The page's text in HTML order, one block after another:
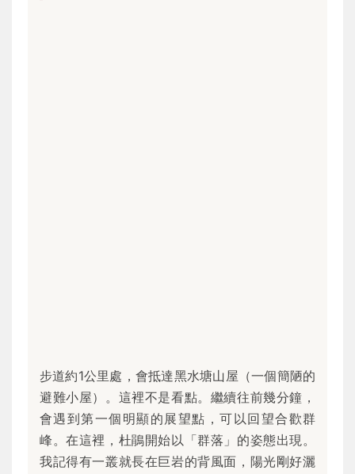
步道約1公里處，會抵達黑水塘山屋（一個簡陋的
避難小屋）。這裡不是看點。繼續往前幾分鐘，
會遇到第一個明顯的展望點，可以回望合歡群
峰。在這裡，杜鵑開始以「群落」的姿態出現。
我記得有一叢就長在巨岩的背風面，陽光剛好灑